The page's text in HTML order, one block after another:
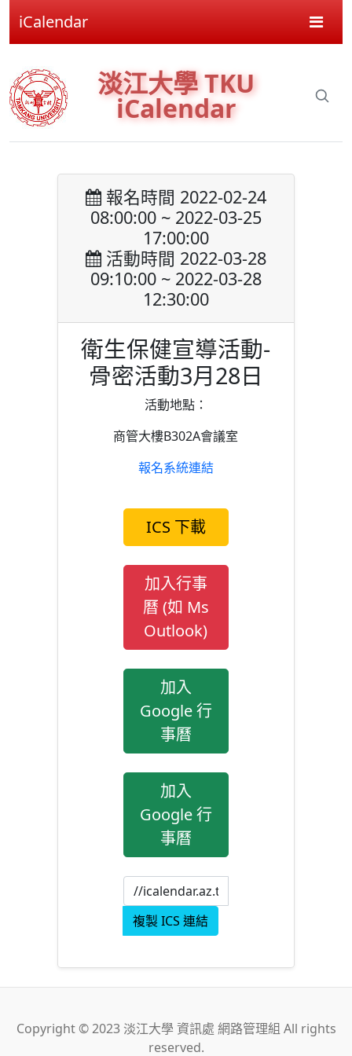
iCalendar
淡江大學 TKU
iCalendar
報名時間 2022-02-24
08:00:00 ~ 2022-03-25
17:00:00
活動時間 2022-03-28
09:10:00 ~ 2022-03-28
12:30:00
衛生保健宣導活動-
骨密活動3月28日
活動地點：
商管大樓B302A會議室
報名系統連結
ICS 下載
加入行事
曆 (如 Ms
Outlook)
加入
Google 行
事曆
加入
Google 行
事曆
複製 ICS 連結
Copyright © 2023 淡江大學 資訊處 網路管理組 All rights
reserved.